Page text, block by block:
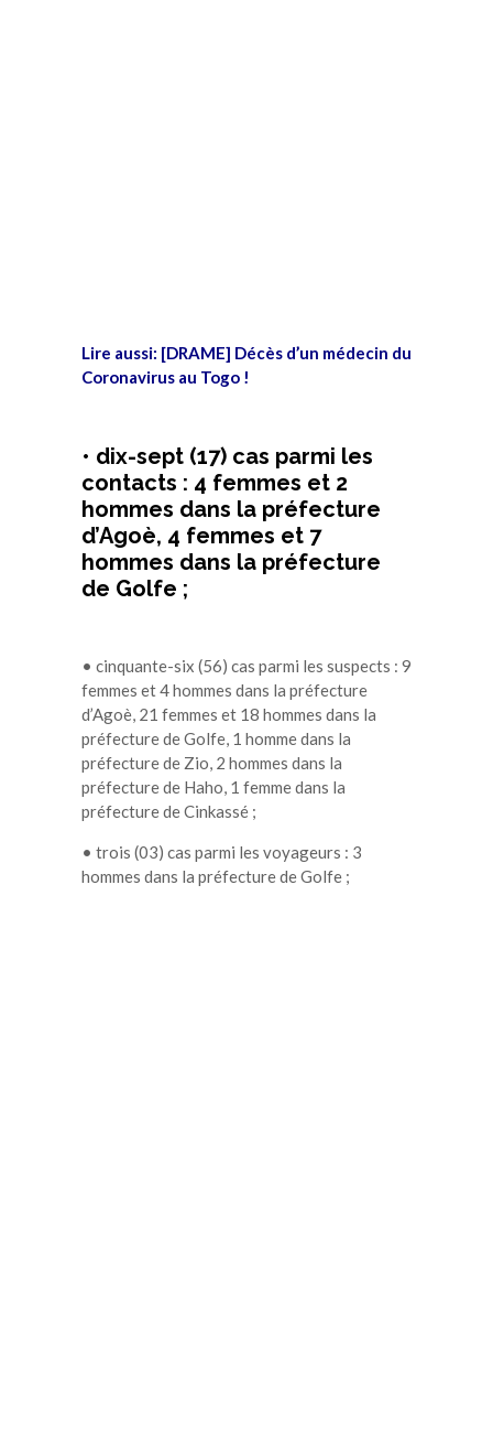
Lire aussi: [DRAME] Décès d’un médecin du
Coronavirus au Togo !
• dix-sept (17) cas parmi les
contacts : 4 femmes et 2
hommes dans la préfecture
d’Agoè, 4 femmes et 7
hommes dans la préfecture
de Golfe ;
• cinquante-six (56) cas parmi les suspects : 9
femmes et 4 hommes dans la préfecture
d’Agoè, 21 femmes et 18 hommes dans la
préfecture de Golfe, 1 homme dans la
préfecture de Zio, 2 hommes dans la
préfecture de Haho, 1 femme dans la
préfecture de Cinkassé ;
• trois (03) cas parmi les voyageurs : 3
hommes dans la préfecture de Golfe ;